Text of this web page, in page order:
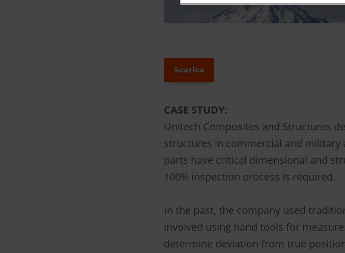
Scarica
CASE STUDY:
Unitech Composites and Structures
structures in commercial and military
parts have critical dimensional and
100% inspection process is required.
In the past, the company used
involved using hand tools for
determine deviation from true